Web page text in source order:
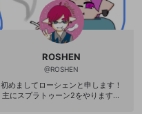
ROSHEN
@ROSHEN
初めましてローシェンと申します！
主にスプラトゥーン2をやります！